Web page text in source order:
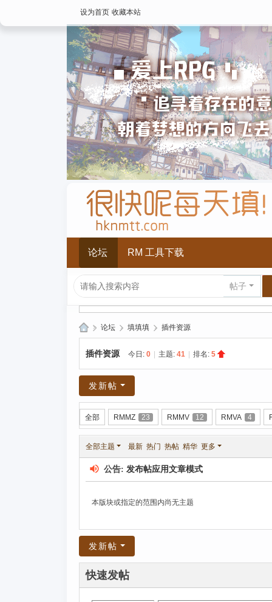
设为首页 收藏本站
论坛 RM 工具下载
帖子
P
G|
哈
库
» 论坛 › 填填填 › 插件资源
插件资源 今日: 0 主题: 41 排名: 5
发新帖
全部 RMMZ 23 RMMV 12 RMVA 4
全部主题 最新 热门 热帖 精华 更多
公告: 发布帖应用文章模式
本版块或指定的范围内尚无主题
发新帖
快速发帖